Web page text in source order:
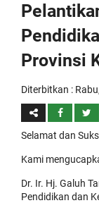
Provinsi
Diterbitkan :
Selamat dan
Kami
Dr. Ir. Hj. Galuh
Pendidikan dan